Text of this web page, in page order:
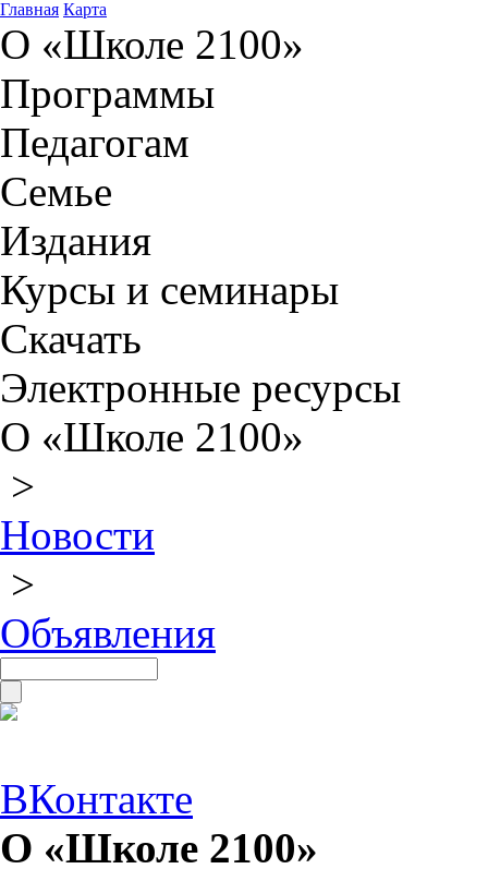
Главная Карта
О «Школе 2100»
Программы
Педагогам
Семье
Издания
Курсы и семинары
Скачать
Электронные ресурсы
О «Школе 2100»
>
Новости
>
Объявления
ВКонтакте
О «Школе 2100»